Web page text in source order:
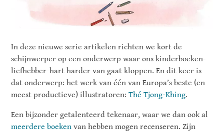
In deze nieuwe serie artikelen richten we kort de
schijnwerper op een onderwerp waar ons kinderboeken-
liefhebber-hart harder van gaat kloppen. En dit keer is
dat onderwerp: het werk van één van Europa’s beste (en
meest productieve) illustratoren:Thé Tjong-Khing.
Een bijzonder getalenteerd tekenaar, waar we dan ook al
meerdere boeken van hebben mogen recenseren. Zijn